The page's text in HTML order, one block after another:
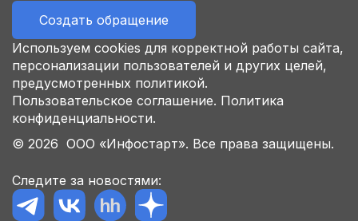
Создать обращение
Используем cookies для корректной работы сайта,
персонализации пользователей и других целей,
предусмотренных политикой.
Пользовательское соглашение. Политика
конфиденциальности.
© 2026 ООО «Инфостарт». Все права защищены.
Следите за новостями: